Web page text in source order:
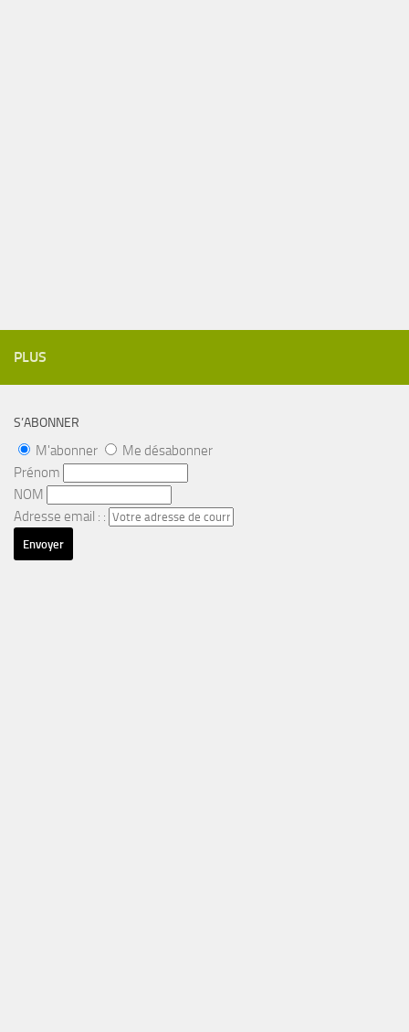
PLUS
S’ABONNER
M'abonner
Me désabonner
Prénom
NOM
Adresse email : :